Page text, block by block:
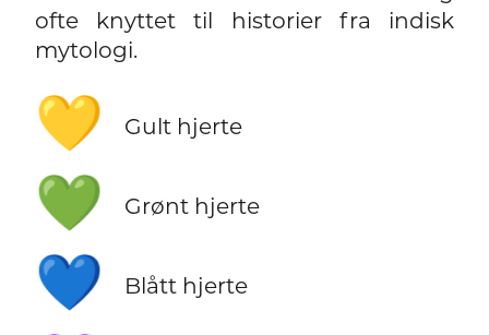
ofte knyttet til historier fra indisk
mytologi.
💛 Gult hjerte
💚 Grønt hjerte
💙 Blått hjerte